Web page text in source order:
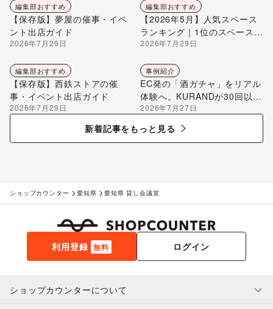
編集部おすすめ
【保存版】夢屋の催事・イベ
ント出店ガイド
2026年7月29日
編集部おすすめ
【2026年5月】人気スペース
ランキング｜1位のスペースを
編集部が解説
2026年7月29日
編集部おすすめ
【保存版】西鉄ストアの催
事・イベント出店ガイド
2026年7月29日
事例紹介
EC発の「酒ガチャ」をリアル
体験へ。KURANDが30回以上
のポップアップ出店で届け
る“新しいお酒との出会い”
2026年7月27日
新着記事をもっと見る
ショップカウンター 愛知県 愛知県 貸し会議室
利用登録 無料 ログイン
ショップカウンターについて